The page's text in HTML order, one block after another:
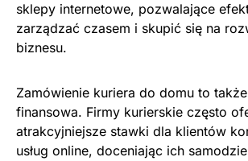
sklepy internetowe, pozwalające
zarządzać czasem i skupić się na
biznesu.
Zamówienie kuriera do domu to
finansowa. Firmy kurierskie często
atrakcyjniejsze stawki dla klientów
usług online, doceniając ich